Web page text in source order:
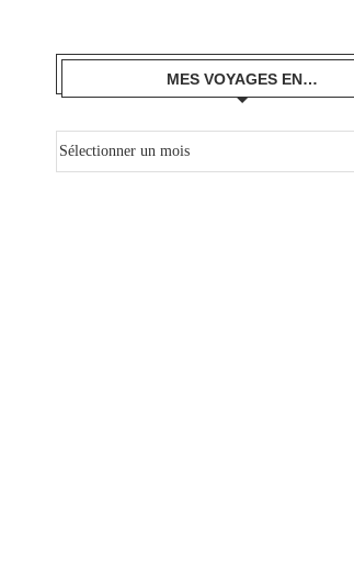
MES VOYAGES EN…